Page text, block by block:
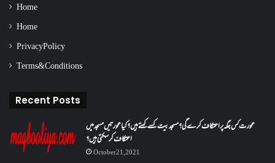
Home
Home
Privacy Policy
Terms & Conditions
Recent Posts
عورت کس جگہ پر اعتکاف کرے گی؟مسجد بیت کسے کہتے ہیں؟کیا عورتیں مسجد میں
اعتکاف کر سکتی ہیں؟
October 21, 2021